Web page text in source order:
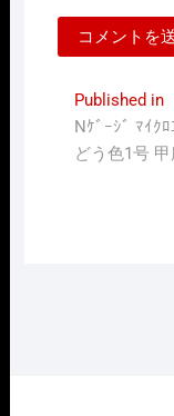
投
稿
Published in
Nｹﾞｰｼﾞ ﾏｲｸ
どう色1号